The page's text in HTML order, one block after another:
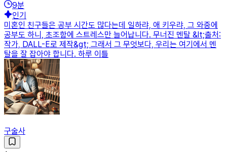
9분
인기
미혼인 친구들은 공부 시간도 많다는데 일하랴, 애 키우랴, 그 와중에
공부도 하니, 초조함에 스트레스만 늘어납니다. 무너진 멘탈 &lt;출처:
작가, DALL-E로 제작&gt; 그래서 그 무엇보다, 우리는 여기에서 멘
탈을 잘 잡아야 합니다. 하루 이틀
구술사